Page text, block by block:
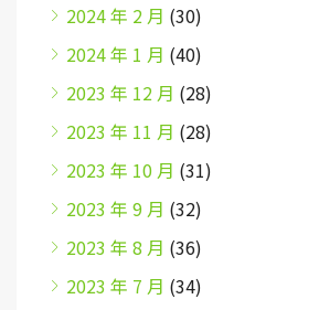
2024 年 2 月 (30)
2024 年 1 月 (40)
2023 年 12 月 (28)
2023 年 11 月 (28)
2023 年 10 月 (31)
2023 年 9 月 (32)
2023 年 8 月 (36)
2023 年 7 月 (34)